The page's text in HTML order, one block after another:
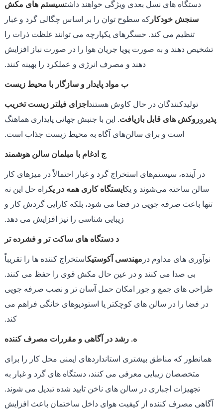
دستگاه های نسل بعدی ویژگی خواهند داشتسیستم های مکش
سنجش خودکار که سطوح توان را بر اساس چگالی گرد و غبار
تنظیم می کند. حسگرهای یکپارچه می توانند غلظت ذرات را
تشخیص دهند و به صورت پویا جریان هوا را در صورت نیاز افزایش
دهند و مصرف انرژی و عملکرد را بهینه کنند.
ب مواد پایدار و سازگار با محیط زیست
تولیدکنندگان در حال کاوش هستند اجزای فیلتر زیست تخریب
پذیر وروکش های قابل بازیافت. این با جنبش جهانی پایداری هماهنگ
است و برای سالن‌های آگاه به محیط زیست جذاب است.
ج ادغام با مبلمان سالن هوشمند
در آینده، سیستم‌های استخراج گرد و غبار احتمالاً در میزهای کار
سالن ساخته می‌شوند و یکایستگاه کاری همه در یکراه حل این نه
تنها باعث صرفه جویی در فضا می شود، بلکه کارایی گردش کار و
زیبایی شناسی را نیز افزایش می دهد.
د دستگاه های ساکت تر و فشرده تر
نوآوری های مداوم در مهندسی آکوستیکاستخراج کننده ها را تقریباً
بی صدا می کنند و در عین حال مکش قوی را حفظ می کنند.
طراحی های جمع و جور امکان حمل آسان تر و نصب صرفه جویی
در فضا را در سالن های کوچکتر یا استودیوهای خانگی فراهم می
کند.
ه. رشد در آگاهی و مقررات مصرف کننده
همانطور که مناطق بیشتری استانداردهای ایمنی محل کار را برای
متخصصان زیبایی معرفی می کنند، دستگاه های گرد و غبار به
تجهیزات اجباری در سالن های ناخن تایید شده تبدیل می شوند.
آگاهی مصرف کننده از کیفیت هوای داخل ساختمان باعث افزایش